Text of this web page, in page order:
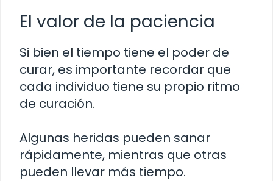
El valor de la paciencia
Si bien el tiempo tiene el poder de
curar, es importante recordar que
cada individuo tiene su propio ritmo
de curación.
Algunas heridas pueden sanar
rápidamente, mientras que otras
pueden llevar más tiempo.